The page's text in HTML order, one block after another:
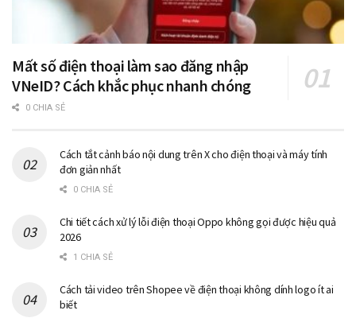
Mất số điện thoại làm sao đăng nhập
VNeID? Cách khắc phục nhanh chóng
0 CHIA SẺ
Cách tắt cảnh báo nội dung trên X cho điện thoại và máy tính
đơn giản nhất
0 CHIA SẺ
Chi tiết cách xử lý lỗi điện thoại Oppo không gọi được hiệu quả
2026
1 CHIA SẺ
Cách tải video trên Shopee về điện thoại không dính logo ít ai
biết